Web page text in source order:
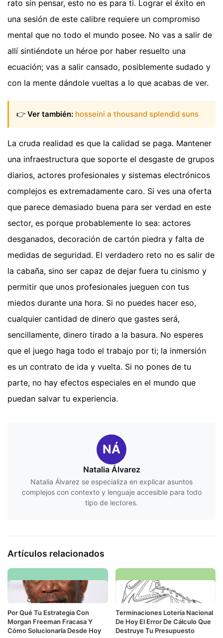
rato sin pensar, esto no es para ti. Lograr el éxito en
una sesión de este calibre requiere un compromiso
mental que no todo el mundo posee. No vas a salir de
allí sintiéndote un héroe por haber resuelto una
ecuación; vas a salir cansado, posiblemente sudado y
con la mente dándole vueltas a lo que acabas de ver.
👉 Ver también: hosseini a thousand splendid suns
La cruda realidad es que la calidad se paga. Mantener
una infraestructura que soporte el desgaste de grupos
diarios, actores profesionales y sistemas electrónicos
complejos es extremadamente caro. Si ves una oferta
que parece demasiado buena para ser verdad en este
sector, es porque probablemente lo sea: actores
desganados, decoración de cartón piedra y falta de
medidas de seguridad. El verdadero reto no es salir de
la cabaña, sino ser capaz de dejar fuera tu cinismo y
permitir que unos profesionales jueguen con tus
miedos durante una hora. Si no puedes hacer eso,
cualquier cantidad de dinero que gastes será,
sencillamente, dinero tirado a la basura. No esperes
que el juego haga todo el trabajo por ti; la inmersión
es un contrato de ida y vuelta. Si no pones de tu
parte, no hay efectos especiales en el mundo que
puedan salvar tu experiencia.
NÁ
Natalia Álvarez
Natalia Álvarez se especializa en explicar asuntos
complejos con contexto y lenguaje accesible para todo
tipo de lectores.
Artículos relacionados
Por Qué Tu Estrategia Con
Morgan Freeman Fracasa Y
Cómo Solucionarla Desde Hoy
Terminaciones Lotería Nacional
De Hoy El Error De Cálculo Que
Destruye Tu Presupuesto